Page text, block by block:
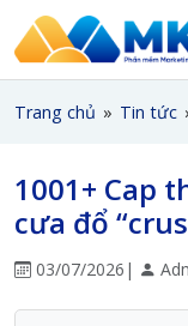
Trang chủ » Tin tức
1001+ Cap
cưa đổ
03/07/2026 |